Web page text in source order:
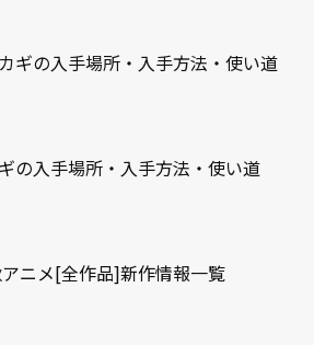
ギの入手場所・入手方法・使い道
の入手場所・入手方法・使い道
ニメ[全作品]新作情報一覧